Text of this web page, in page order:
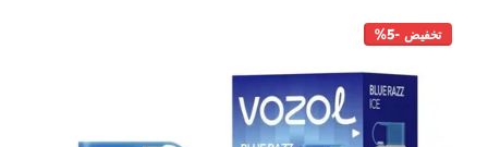
تخفيض -5%